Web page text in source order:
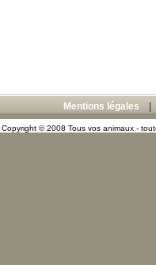
Mentions légales
Copyright © 2008 Tous vos animaux -